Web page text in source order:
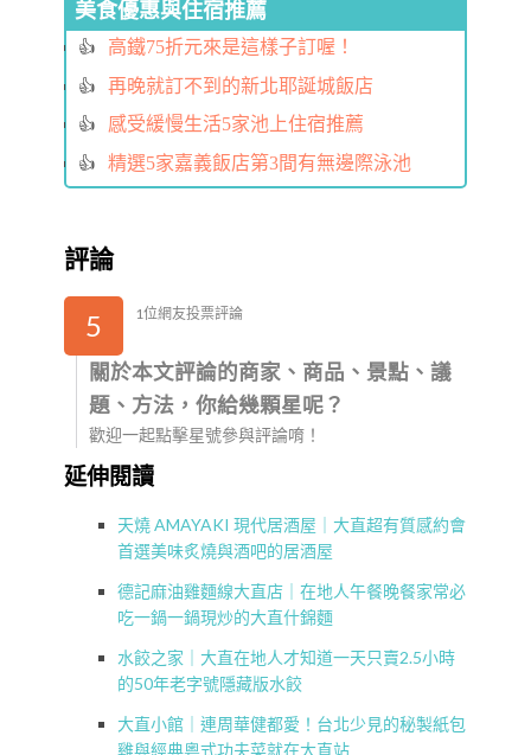
美食優惠與住宿推薦
高鐵75折元來是這樣子訂喔！
再晚就訂不到的新北耶誕城飯店
感受緩慢生活5家池上住宿推薦
精選5家嘉義飯店第3間有無邊際泳池
評論
5 1位網友投票評論
關於本文評論的商家、商品、景點、議
題、方法，你給幾顆星呢？
歡迎一起點擊星號參與評論唷！
延伸閱讀
天燒 AMAYAKI 現代居酒屋｜大直超有質感約會
首選美味炙燒與酒吧的居酒屋
德記麻油雞麵線大直店｜在地人午餐晚餐家常必
吃一鍋一鍋現炒的大直什錦麵
水餃之家｜大直在地人才知道一天只賣2.5小時
的50年老字號隱藏版水餃
大直小館｜連周華健都愛！台北少見的秘製紙包
雞與經典粵式功夫菜就在大直站